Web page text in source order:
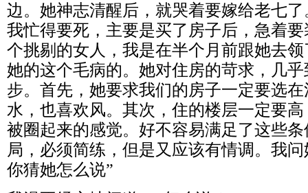
边。她神志清醒后，就哭着要嫁给老七
我忙得要死，主要是买了房子后，急着
个挑剔的女人，我是在半个月前跟她去
她的这个毛病的。她对住房的苛求，几
步。首先，她要求我们的房子一定要选
水，也喜欢风。其次，住的楼层一定要
被圈起来的感觉。好不容易满足了这些
局，必须简练，但是又应该有情调。我
你猜她怎么说”